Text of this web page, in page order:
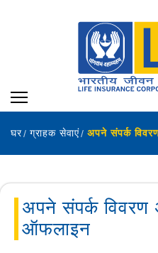
घर ग्राहक सेवाएं अपने संपर्क
अपने संपर्क
ऑफलाइन